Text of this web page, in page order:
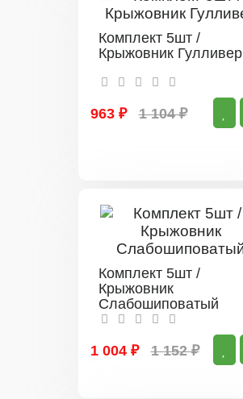
Комплект 5шт /
Крыжовник Гулливер
963 ₽ 1 104 ₽
Комплект 5шт /
Крыжовник
Слабошиповатый
1 004 ₽ 1 152 ₽